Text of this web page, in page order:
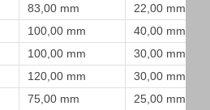
83,00 mm
22,00 mm
100,00 mm
40,00 mm
100,00 mm
30,00 mm
120,00 mm
30,00 mm
75,00 mm
25,00 mm